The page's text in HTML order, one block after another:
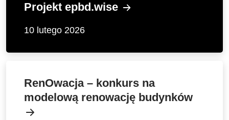
Projekt epbd.wise
10 lutego 2026
RenOwacja – konkurs na
modelową renowację budynków